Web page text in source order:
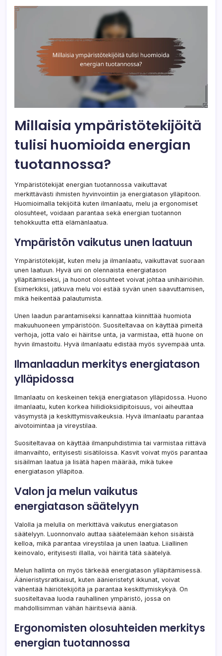
Millaisia ympäristötekijöitä
tulisi huomioida energian
tuotannossa?
Ympäristötekijät energian tuotannossa vaikuttavat
merkittävästi ihmisten hyvinvointiin ja energiatason ylläpitoon.
Huomioimalla tekijöitä kuten ilmanlaatu, melu ja ergonomiset
olosuhteet, voidaan parantaa sekä energian tuotannon
tehokkuutta että elämänlaatua.
Ympäristön vaikutus unen laatuun
Ympäristötekijät, kuten melu ja ilmanlaatu, vaikuttavat suoraan
unen laatuun. Hyvä uni on olennaista energiatason
ylläpitämiseksi, ja huonot olosuhteet voivat johtaa unihäiriöihin.
Esimerkiksi, jatkuva melu voi estää syvän unen saavuttamisen,
mikä heikentää palautumista.
Unen laadun parantamiseksi kannattaa kiinnittää huomiota
makuuhuoneen ympäristöön. Suositeltavaa on käyttää pimeitä
verhoja, jotta valo ei häiritse unta, ja varmistaa, että huone on
hyvin ilmastoitu. Hyvä ilmanlaatu edistää myös syvempää unta.
Ilmanlaadun merkitys energiatason
ylläpidossa
Ilmanlaatu on keskeinen tekijä energiatason ylläpidossa. Huono
ilmanlaatu, kuten korkea hiilidioksidipitoisuus, voi aiheuttaa
väsymystä ja keskittymisvaikeuksia. Hyvä ilmanlaatu parantaa
aivotoimintaa ja vireystilaa.
Suositeltavaa on käyttää ilmanpuhdistimia tai varmistaa riittävä
ilmanvaihto, erityisesti sisätiloissa. Kasvit voivat myös parantaa
sisäilman laatua ja lisätä hapen määrää, mikä tukee
energiatason ylläpitoa.
Valon ja melun vaikutus
energiatason säätelyyn
Valolla ja melulla on merkittävä vaikutus energiatason
säätelyyn. Luonnonvalo auttaa säätelemään kehon sisäistä
kelloa, mikä parantaa vireystilaa ja unen laatua. Liiallinen
keinovalo, erityisesti illalla, voi häiritä tätä säätelyä.
Melun hallinta on myös tärkeää energiatason ylläpitämisessä.
Äänieristysratkaisut, kuten äänieristetyt ikkunat, voivat
vähentää häiriötekijöitä ja parantaa keskittymiskykyä. On
suositeltavaa luoda rauhallinen ympäristö, jossa on
mahdollisimman vähän häiritseviä ääniä.
Ergonomisten olosuhteiden merkitys
energian tuotannossa